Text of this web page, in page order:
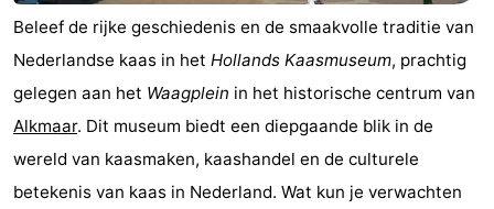
Beleef de rijke geschiedenis en de smaakvolle traditie van
Nederlandse kaas in het Hollands Kaasmuseum, prachtig
gelegen aan het Waagplein in het historische centrum van
Alkmaar. Dit museum biedt een diepgaande blik in de
wereld van kaasmaken, kaashandel en de culturele
betekenis van kaas in Nederland. Wat kun je verwachten